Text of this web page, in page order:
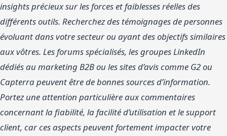
insights précieux sur les forces et faiblesses réelles des
différents outils. Recherchez des témoignages de personnes
évoluant dans votre secteur ou ayant des objectifs similaires
aux vôtres. Les forums spécialisés, les groupes LinkedIn
dédiés au marketing B2B ou les sites d’avis comme G2 ou
Capterra peuvent être de bonnes sources d’information.
Portez une attention particulière aux commentaires
concernant la fiabilité, la facilité d’utilisation et le support
client, car ces aspects peuvent fortement impacter votre